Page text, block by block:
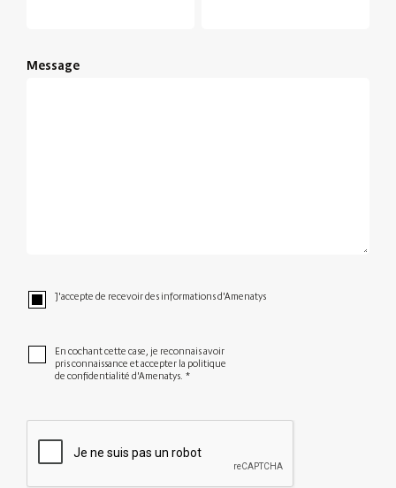
Message
J'accepte de recevoir des informations d'Amenatys
En cochant cette case, je reconnais avoir
pris connaissance et accepter la politique
de confidentialité d'Amenatys. *